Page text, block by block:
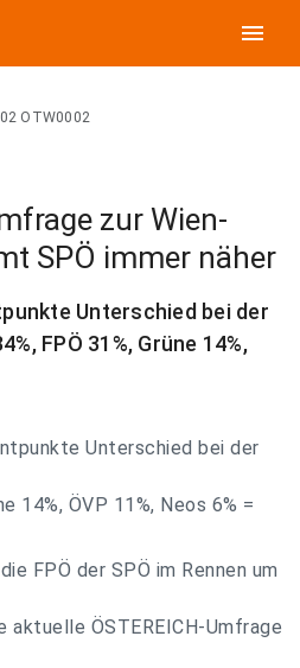
menu
OTW0002
zur Wien-
SPÖ immer näher
Unterschied bei der
FPÖ 31%, Grüne 14%,
Unterschied bei der
14%, ÖVP 11%, Neos 6% =
FPÖ der SPÖ im Rennen um
aktuelle ÖSTEREICH-Umfrage